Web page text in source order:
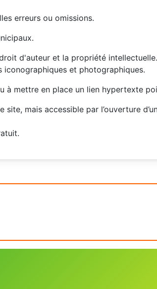
erreurs ou omissions.
d'auteur et la propriété
et photographiques.
mettre en place un lien hypertexte
mais accessible par l’ouverture